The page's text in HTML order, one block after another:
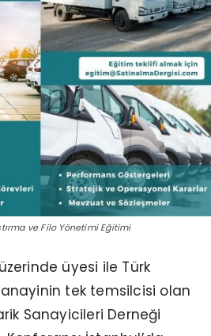
ve Filo Yönetimi Eğitimi
üyesi ile Türk
tek temsilcisi olan
Sanayicileri Derneği